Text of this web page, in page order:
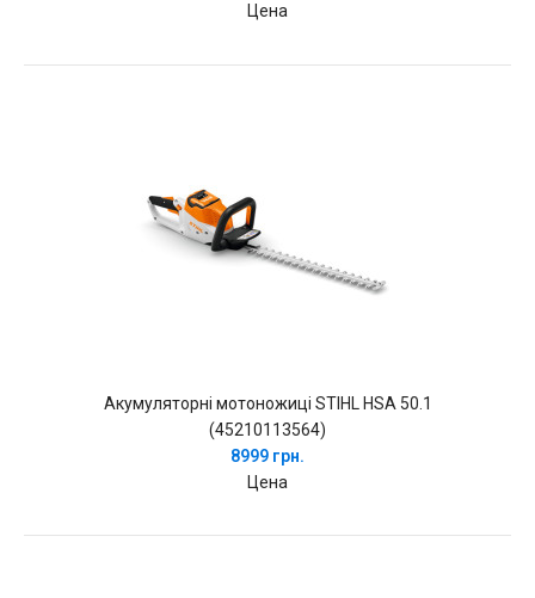
Цена
Акумуляторні мотоножиці STIHL HSA 50.1
(45210113564)
8999 грн.
Цена